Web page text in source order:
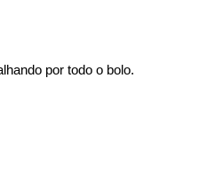
por todo o bolo.